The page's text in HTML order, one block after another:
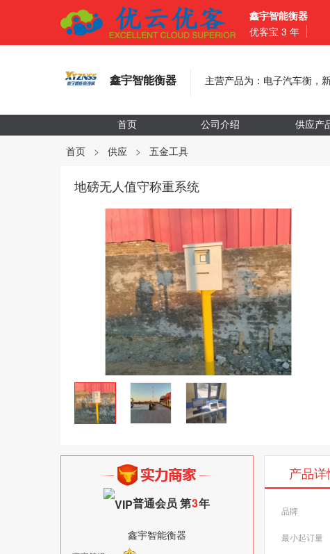
鑫宇智能衡器
优客宝 3 年
鑫宇智能衡器 主营产品为：电子汽车衡，
首页 公司介绍 供应产
首页 > 供应 > 五金工具
地磅无人值守称重系统
普通会员 第3年
鑫宇智能衡器
产品详
品牌
最小起订量